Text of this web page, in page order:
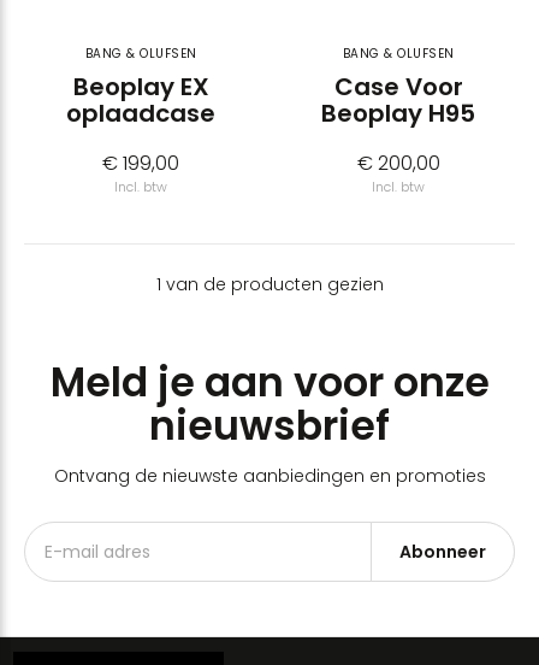
BANG & OLUFSEN
Beoplay EX
oplaadcase
€ 199,00
Incl. btw
BANG & OLUFSEN
Case Voor
Beoplay H95
€ 200,00
Incl. btw
1 van de producten gezien
Meld je aan voor onze
nieuwsbrief
Ontvang de nieuwste aanbiedingen en promoties
Abonneer